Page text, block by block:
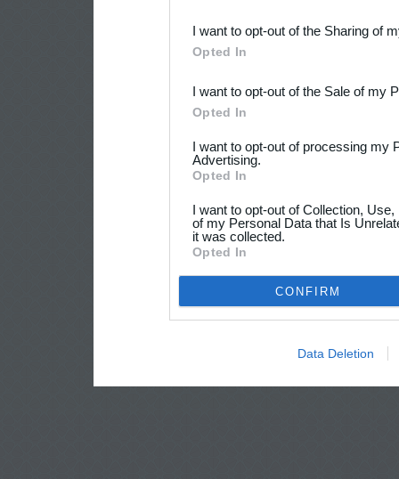
Downstream Participants
third parties.
I want to opt-out of the Sharing of
Opted In
I want to opt-out of the Sale of my
Opted In
I want to opt-out of processing my
Advertising.
Opted In
I want to opt-out of Collection,
of my Personal Data that Is
it was collected.
Opted In
CONFIRM
Data Deletion